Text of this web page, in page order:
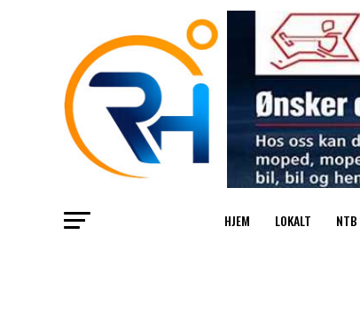
HJEM LOKALT NTB